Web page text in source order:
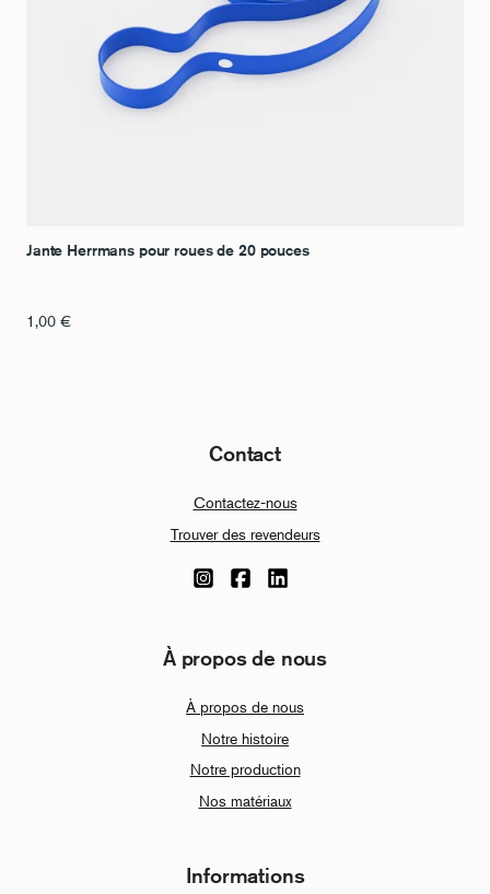
Jante Herrmans pour roues de 20 pouces
1,00 €
Contact
Contactez-nous
Trouver des revendeurs
À propos de nous
À propos de nous
Notre histoire
Notre production
Nos matériaux
Informations